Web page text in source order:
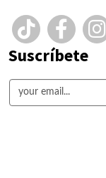
Suscríbete